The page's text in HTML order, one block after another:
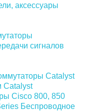
аксессуары
сигналов
Catalyst
Catalyst
Cisco 800, 850
Беспроводное